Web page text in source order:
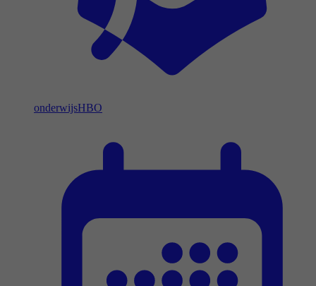
onderwijsHBO